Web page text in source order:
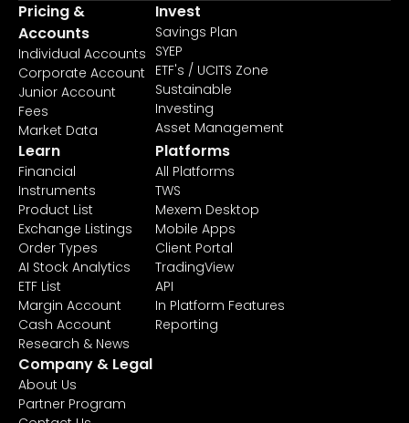
Pricing &
Accounts
Individual Accounts
Corporate Account
Junior Account
Fees
Market Data
Invest
Savings Plan
SYEP
ETF's / UCITS Zone
Sustainable
Investing
Asset Management
Learn
Financial
Instruments
Product List
Exchange Listings
Order Types
AI Stock Analytics
ETF List
Margin Account
Cash Account
Research & News
Platforms
All Platforms
TWS
Mexem Desktop
Mobile Apps
Client Portal
TradingView
API
In Platform Features
Reporting
Company & Legal
About Us
Partner Program